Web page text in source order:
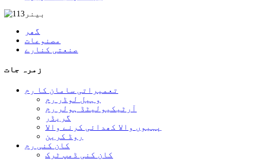
گھر
مصنوعات
صنعتی کنارے
زمرہ جات
تعمیراتی سامان کا رم
وہیل لوڈر رم
آرٹیکیولیٹڈ ہولر رم
گریڈر
پہیوں والا کھدائی کرنے والا
روڈ کرین
کان کنی رم
کان کنی ڈمپ ٹرک